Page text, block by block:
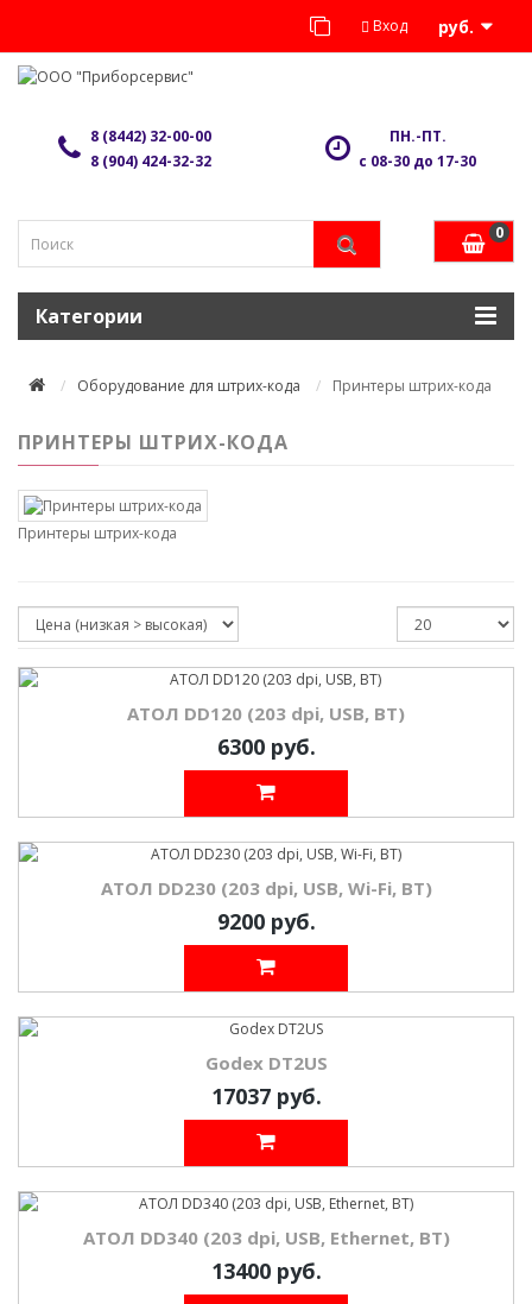
руб.
Вход
8 (8442) 32-00-00
8 (904) 424-32-32
ПН.-ПТ.
с 08-30 до 17-30
0
Категории
Оборудование для штрих-кода Принтеры штрих-кода
ПРИНТЕРЫ ШТРИХ-КОДА
Принтеры штрих-кода
АТОЛ DD120 (203 dpi, USB, BT)
6300 руб.
АТОЛ DD230 (203 dpi, USB, Wi-Fi, BT)
9200 руб.
Godex DT2US
17037 руб.
АТОЛ DD340 (203 dpi, USB, Ethernet, BT)
13400 руб.